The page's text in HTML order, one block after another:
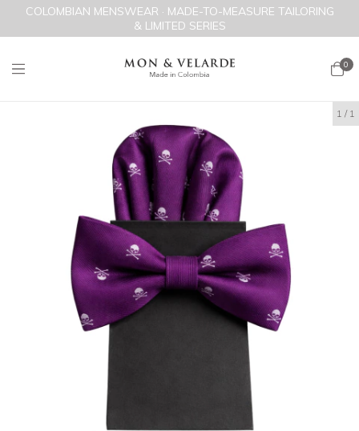
COLOMBIAN MENSWEAR · MADE-TO-MEASURE TAILORING
& LIMITED SERIES
0
1 / 1